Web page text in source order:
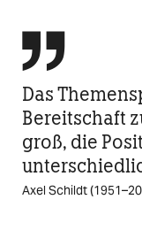

Das
Bereitschaft
groß, die
Axel Schildt